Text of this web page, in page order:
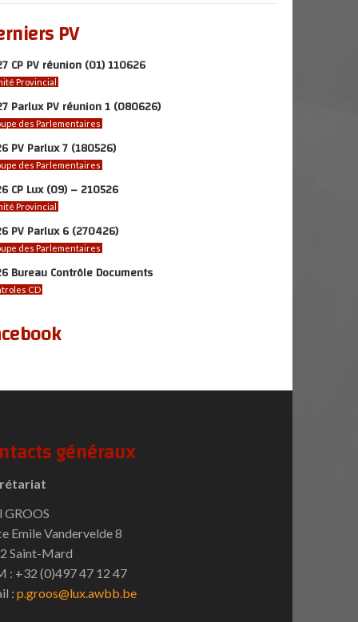
PV
CP PV réunion (01) 110626
Provincial
Parlux PV réunion 1 (080626)
des Parlementaires
PV Parlux 7 (180526)
des Parlementaires
CP Lux (09) – 210526
Provincial
PV Parlux 6 (270426)
des Parlementaires
Bureau Contrôle Documents
CD
généraux
GROOS
Emile Vandervelde 8
Saint-Mard
: +32 (0)497 47 12 47
: p.groos@lux.awbb.be